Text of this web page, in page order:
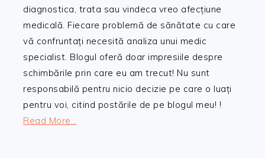
diagnostica, trata sau vindeca vreo afecțiune
medicală. Fiecare problemă de sănătate cu care
vă confruntați necesită analiza unui medic
specialist. Blogul oferă doar impresiile despre
schimbările prin care eu am trecut! Nu sunt
responsabilă pentru nicio decizie pe care o luați
pentru voi, citind postările de pe blogul meu! !
Read More…